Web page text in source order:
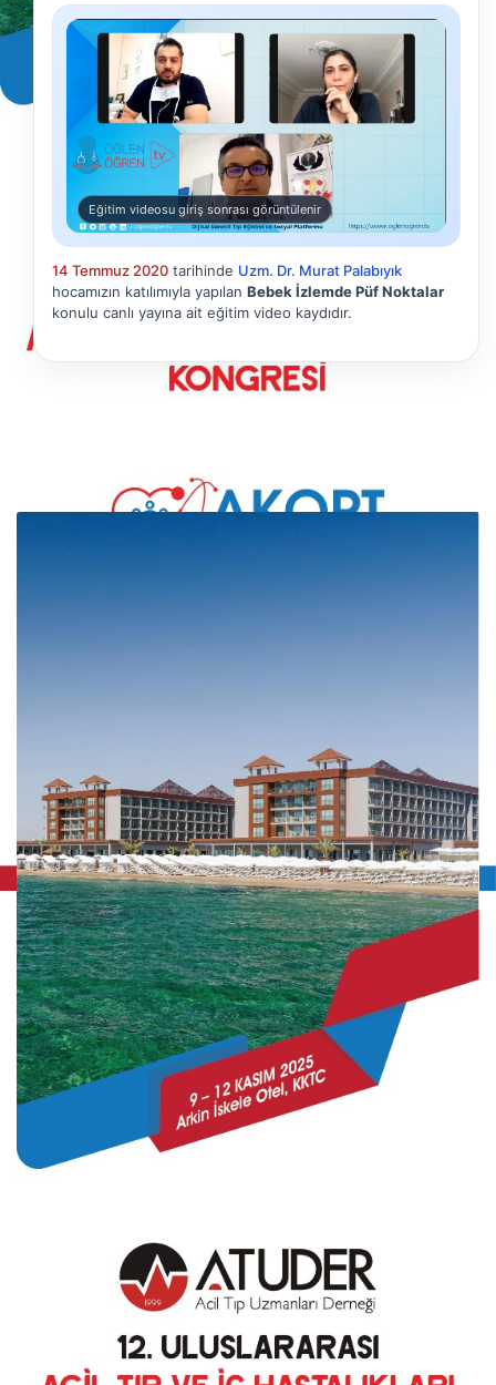
Eğitim videosu giriş sonrası görüntülenir
14 Temmuz 2020 tarihinde Uzm. Dr. Murat Palabıyık
hocamızın katılımıyla yapılan Bebek İzlemde Püf Noktalar
konulu canlı yayına ait eğitim video kaydıdır.